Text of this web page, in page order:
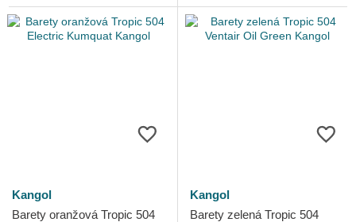
Kangol
Barety oranžová Tropic 504
Kangol
Barety zelená Tropic 504